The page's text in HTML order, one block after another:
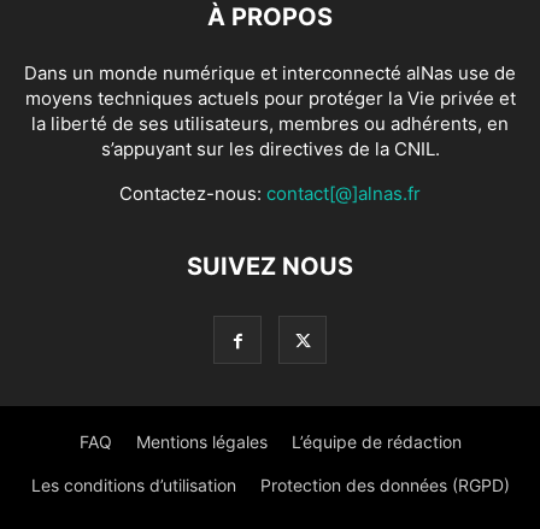
À PROPOS
Dans un monde numérique et interconnecté alNas use de
moyens techniques actuels pour protéger la Vie privée et
la liberté de ses utilisateurs, membres ou adhérents, en
s’appuyant sur les directives de la CNIL.
Contactez-nous: contact[@]alnas.fr
SUIVEZ NOUS
FAQ Mentions légales L’équipe de rédaction
Les conditions d’utilisation Protection des données (RGPD)